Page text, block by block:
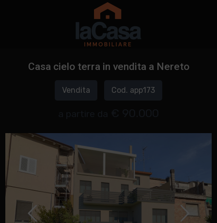
Casa cielo terra in vendita a Nereto
Vendita Cod. app173